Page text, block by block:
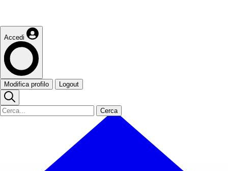
Accedi
Modifica profilo Logout
Cerca